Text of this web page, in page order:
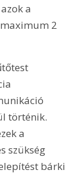
a
2
történik.
a
szükség
bárki